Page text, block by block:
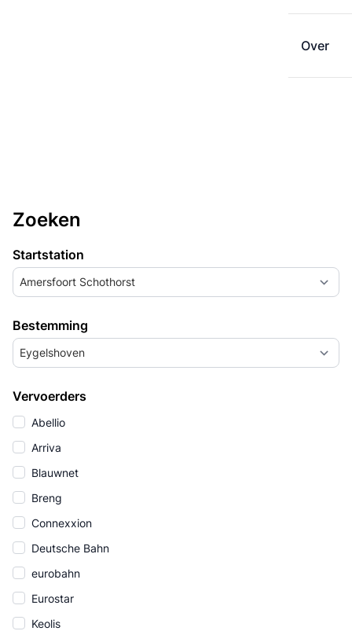
Over
Zoeken
Startstation
Amersfoort Schothorst
Bestemming
Eygelshoven
Vervoerders
Abellio
Arriva
Blauwnet
Breng
Connexxion
Deutsche Bahn
eurobahn
Eurostar
Keolis